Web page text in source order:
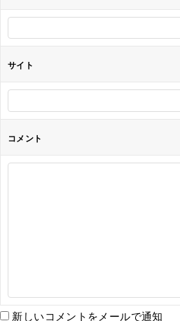
ン
サイト
コメント
新しいコメントをメールで通知